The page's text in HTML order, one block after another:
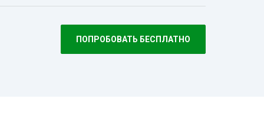
ПОПРОБОВАТЬ БЕСПЛАТНО